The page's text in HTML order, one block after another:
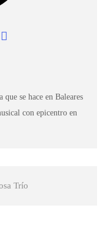
se hace en Baleares
con epicentro en
Trío